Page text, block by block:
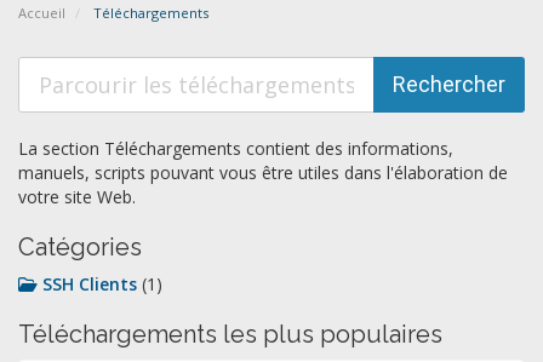
Accueil Téléchargements
La section Téléchargements contient des informations,
manuels, scripts pouvant vous être utiles dans l'élaboration de
votre site Web.
Catégories
SSH Clients (1)
Téléchargements les plus populaires